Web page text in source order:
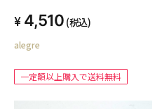
4,510 (税込)
alegre
一定額以上購入で送料無料